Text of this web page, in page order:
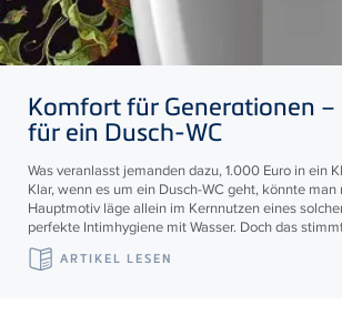
Komfort für Generationen
für ein Dusch-WC
Was veranlasst jemanden dazu, 1.000 Euro in ein
Klar, wenn es um ein Dusch-WC geht, könnte man
Hauptmotiv läge allein im Kernnutzen eines
perfekte Intimhygiene mit Wasser. Doch das
ARTIKEL LESEN